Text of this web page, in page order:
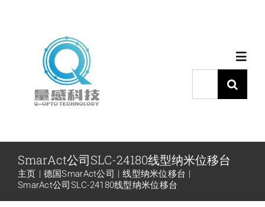
产品中心
代理品牌
索：
SmarAct公司SLC-24180线型纳米位移台
主页 德国SmarAct公司
线型纳米位移台
SmarAct公司SLC-24180线型纳米位移台